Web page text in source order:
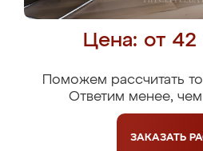
Цена: от
Поможем рассчитать
Ответим менее, чем
ЗАКАЗАТЬ